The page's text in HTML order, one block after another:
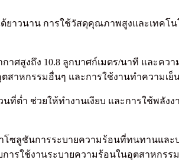
าวนาน การใช้วัสดุคุณภาพสูงและเทคโ
สูงถึง 10.8 ลูกบาศก์เมตร/นาที และควา
สาหกรรมอื่นๆ และการใช้งานทำความเ
นที่ต่ำ ช่วยให้ทำงานเงียบ และการใช้พ
าโซลูชันการระบายความร้อนที่ทนทานแ
ารใช้งานระบายความร้อนในอุตสาหกร